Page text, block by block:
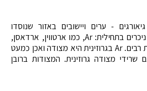
- ערים ויישובים באזור שנוסדו
בתקופה הגיאורגית, ניכרים בתחילית: Ar, כמו ארטווין, ארדאסן,
ארהאבי ועוד מקומות רבים. Ar בגרוזינית היא מצודה ואכן כמעט
מצודה גרוזינית. המצודות ברובן